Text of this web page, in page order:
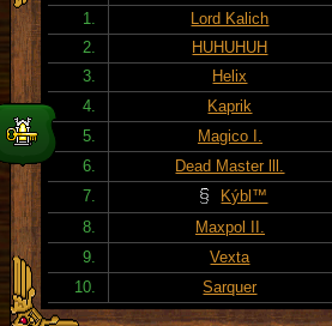
1.
Lord Kalich
2.
HUHUHUH
3.
Helix
4.
Kaprik
5.
Magico I.
6.
Dead Master lll.
7.
Kýbl™
8.
Maxpol II.
9.
Vexta
10.
Sarquer